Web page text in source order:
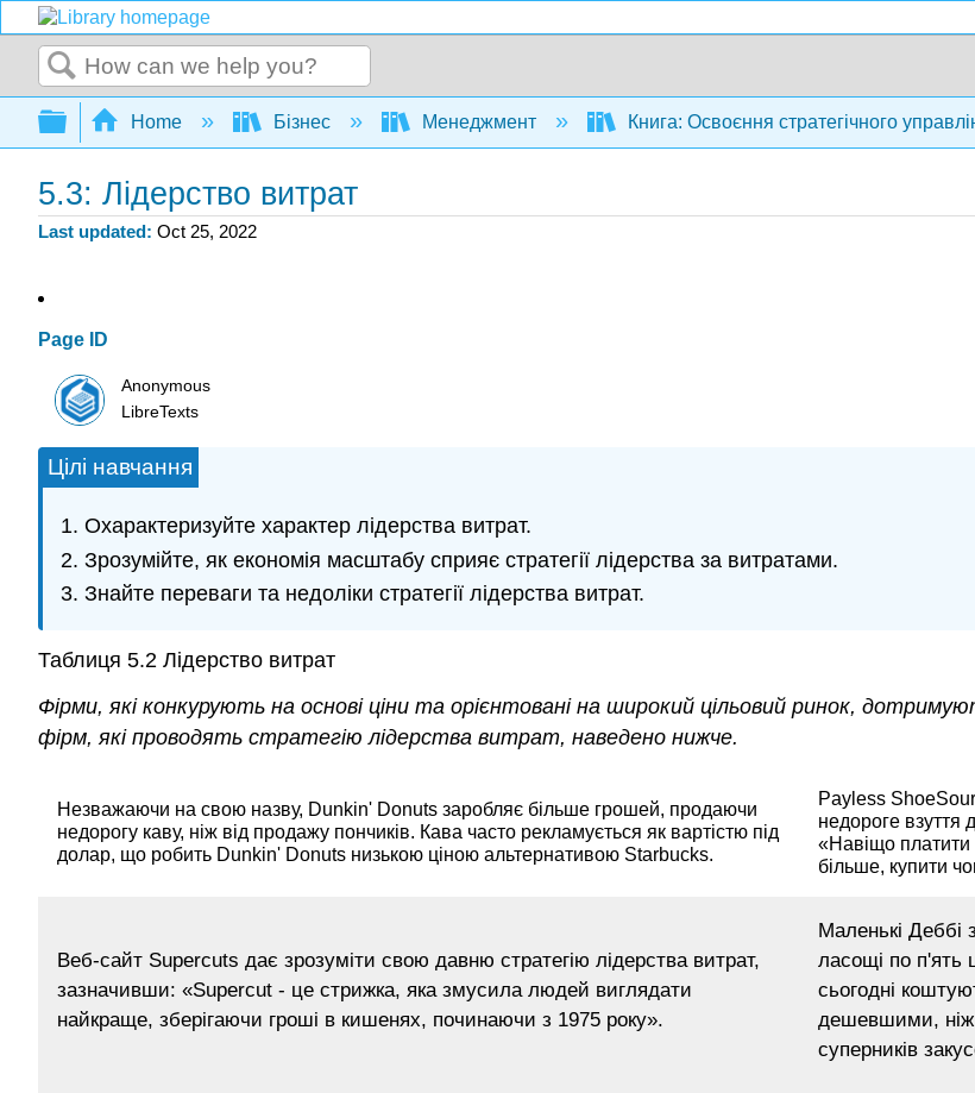
Search
Expand/collapse global hierarchy
Home Бізнес Менеджмент Книга: Освоєння стратегічного
5.3: Лідерство витрат
Last updated Oct 25, 2022
Page ID
Anonymous
LibreTexts
Цілі навчання
Охарактеризуйте характер лідерства витрат.
Зрозумійте, як економія масштабу сприяє стратегії лідерства за витратами.
Знайте переваги та недоліки стратегії лідерства витрат.
Таблиця 5.2 Лідерство витрат
Фірми, які конкурують на основі ціни та орієнтовані на широкий цільовий ринок,
фірм, які проводять стратегію лідерства витрат, наведено нижче.
Незважаючи на свою назву, Dunkin' Donuts заробляє більше грошей, продаючи
недорогу каву, ніж від продажу пончиків. Кава часто рекламується як вартістю під
долар, що робить Dunkin' Donuts низькою ціною альтернативою Starbucks.
Payless
недороге взуття
«Навіщо платити
більше, купити
Веб-сайт Supercuts дає зрозуміти свою давню стратегію лідерства витрат,
зазначивши: «Supercut - це стрижка, яка змусила людей виглядати
найкраще, зберігаючи гроші в кишенях, починаючи з 1975 року».
Маленькі Деббі
ласощі по п'ять
сьогодні
дешевшими, ніж
суперників